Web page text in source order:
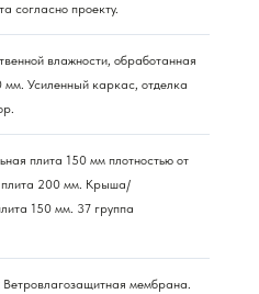
согласно проекту.
влажности, обработанная
Усиленный каркас, отделка
плита 150 мм плотностью от
плита 200 мм. Крыша/
150 мм. 37 группа
Ветровлагозащитная мембрана.